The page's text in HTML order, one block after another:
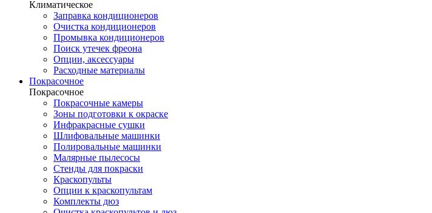
Климатическое
Заправка кондиционеров
Очистка кондиционеров
Промывка кондиционеров
Поиск утечек фреона
Опции, аксессуары
Расходные материалы
Покрасочное
Покрасочное
Покрасочные камеры
Зоны подготовки к окраске
Инфракрасные сушки
Шлифовальные машинки
Полировальные машинки
Малярные пылесосы
Стенды для покраски
Краскопульты
Опции к краскопультам
Комплекты дюз